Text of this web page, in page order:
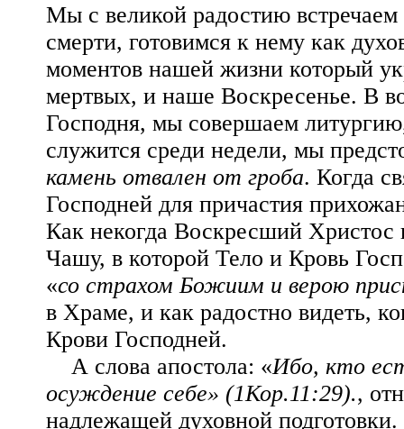
Мы с великой радостию встречаем
смерти, готовимся к нему как
моментов нашей жизни который
мертвых, и наше Воскресенье. В
Господня, мы совершаем
служится среди недели, мы
камень отвален от гроба. Когда
Господней для причастия
Как некогда Воскресший
Чашу, в которой Тело и Кровь
«со страхом Божиим и верою
в Храме, и как радостно видеть,
Крови Господней.
А слова апостола: «Ибо, кто
осуждение себе» (1Кор.11:29).,
надлежащей духовной